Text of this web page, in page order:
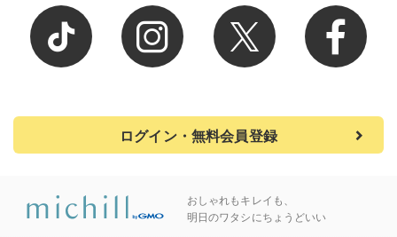
ログイン・無料会員登録
おしゃれもキレイも、
明日のワタシにちょうどいい